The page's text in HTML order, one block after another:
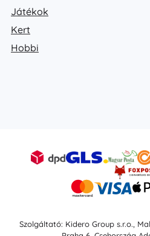
Játékok
Kert
Hobbi
Szolgáltató: Kidero Group s.r.o.,